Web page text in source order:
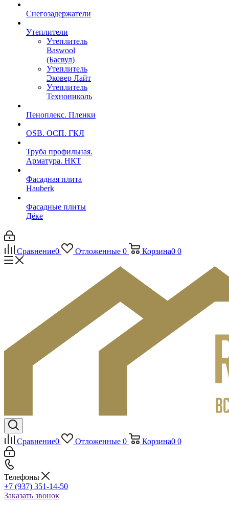
Снегозадержатели
Утеплители
Утеплитель
Baswool
(Басвул)
Утеплитель
Эковер Лайт
Утеплитель
Технониколь
Пеноплекс. Пленки
OSB. ОСП. ГКЛ
Труба профильная.
Арматура. НКТ
Фасадная плита
Hauberk
Фасадные плиты
Дёке
Сравнение0 Отложенные 0 Корзина0 0
Сравнение0 Отложенные 0 Корзина0 0
Телефоны
+7 (937) 351-14-50
Заказать звонок